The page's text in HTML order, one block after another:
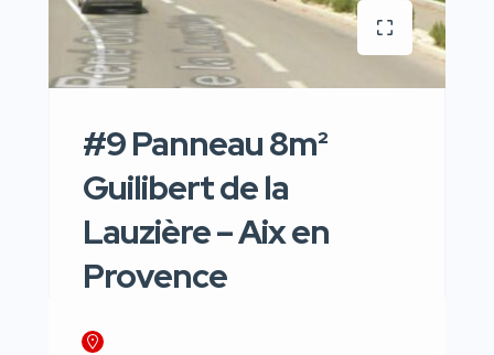
#9 Panneau 8m²
Guilibert de la
Lauzière – Aix en
Provence